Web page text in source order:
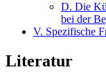
D. Die
bei der
V. Spezifische
Literatur